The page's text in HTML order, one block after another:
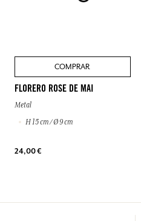
COMPRAR
FLORERO ROSE DE MAI
Metal
H 15 cm / Ø 9 cm
24,00 €